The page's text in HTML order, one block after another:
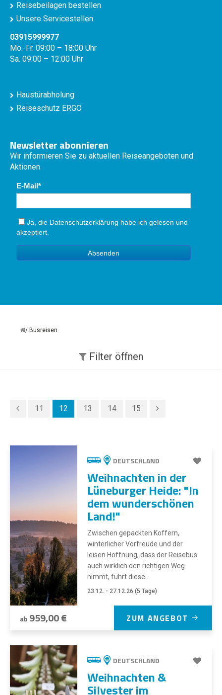
Reisebeilagen bestellen
Unsere Servicestellen
03915999977
Mo.-Fr. 09:00 – 18:00 Uhr
Sa. 09:00 – 12:00 Uhr
Haustürabholung
Reiseschutz ERGO
Newsletter abonnieren
Wir informieren Sie zu aktuellen Reiseangeboten und
Aktionen.
E-Mail
Ja, die Datenschutzerklärung habe ich gelesen und
akzeptiert.
Absenden
Busreisen
11 12 13 14 15
DEUTSCHLAND
Weihnachten in der
Lüneburger Heide: "In
dem wunderschönen
Land!"
Zwischen gepackten Koffern,
winterlicher Vorfreude und der
leisen Hoffnung, dass der Reisebus
auch wirklich den richtigen Weg
nimmt, führt diese...
23.12. - 27.12.26 (5 Tage)
ab 959,00 € ZUM ANGEBOT
DEUTSCHLAND
Weihnachten &
Silvester im
Filter öffnen